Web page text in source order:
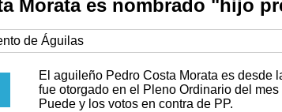
Morata es nombrado "hijo
de Águilas
El aguileño Pedro Costa Morata es desde
fue otorgado en el Pleno Ordinario del
Puede y los votos en contra de PP.